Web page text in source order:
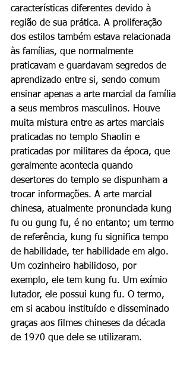
características diferentes devido à
região de sua prática. A proliferação
dos estilos também estava relacionada
às famílias, que normalmente
praticavam e guardavam segredos de
aprendizado entre si, sendo comum
ensinar apenas a arte marcial da família
a seus membros masculinos. Houve
muita mistura entre as artes marciais
praticadas no templo Shaolin e
praticadas por militares da época, que
geralmente acontecia quando
desertores do templo se dispunham a
trocar informações. A arte marcial
chinesa, atualmente pronunciada kung
fu ou gung fu, é no entanto; um termo
de referência, kung fu significa tempo
de habilidade, ter habilidade em algo.
Um cozinheiro habilidoso, por
exemplo, ele tem kung fu. Um exímio
lutador, ele possui kung fu. O termo,
em si acabou instituído e disseminado
graças aos filmes chineses da década
de 1970 que dele se utilizaram.